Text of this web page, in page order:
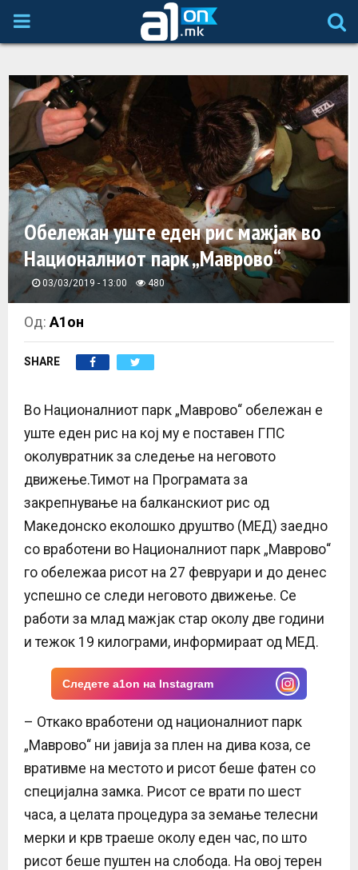
P
I
M
A
R
M
E
N
U
Обележан уште еден рис мажјак во
Националниот парк „Маврово“
03/03/2019 - 13:00 480
Од:А1он
SHARE
Во Националниот парк „Маврово“ обележан е
уште еден рис на кој му е поставен ГПС
околувратник за следење на неговото
движење.Тимот на Програмата за
закрепнување на балканскиот рис од
Македонско еколошко друштво (МЕД) заедно
со вработени во Националниот парк „Маврово“
го обележаа рисот на 27 февруари и до денес
успешно се следи неговото движење. Се
работи за млад мажјак стар околу две години
и тежок 19 килограми, информираат од МЕД.
Следете a1on на Instagram
– Откако вработени од националниот парк
„Маврово“ ни јавија за плен на дива коза, се
вративме на местото и рисот беше фатен со
специјална замка. Рисот се врати по шест
часа, а целата процедура за земање телесни
мерки и крв траеше околу еден час, по што
рисот беше пуштен на слобода. На овој терен